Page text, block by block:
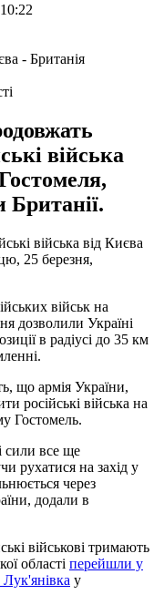
війська
війська від Києва
25 березня,
військ на
дозволили Україні
в радіусі до 35 км
що армія України,
російські війська на
Гостомель.
сили все ще
рухатися на захід у
через
додали в
військові тримають
області перейшли у
Лук'янівка у